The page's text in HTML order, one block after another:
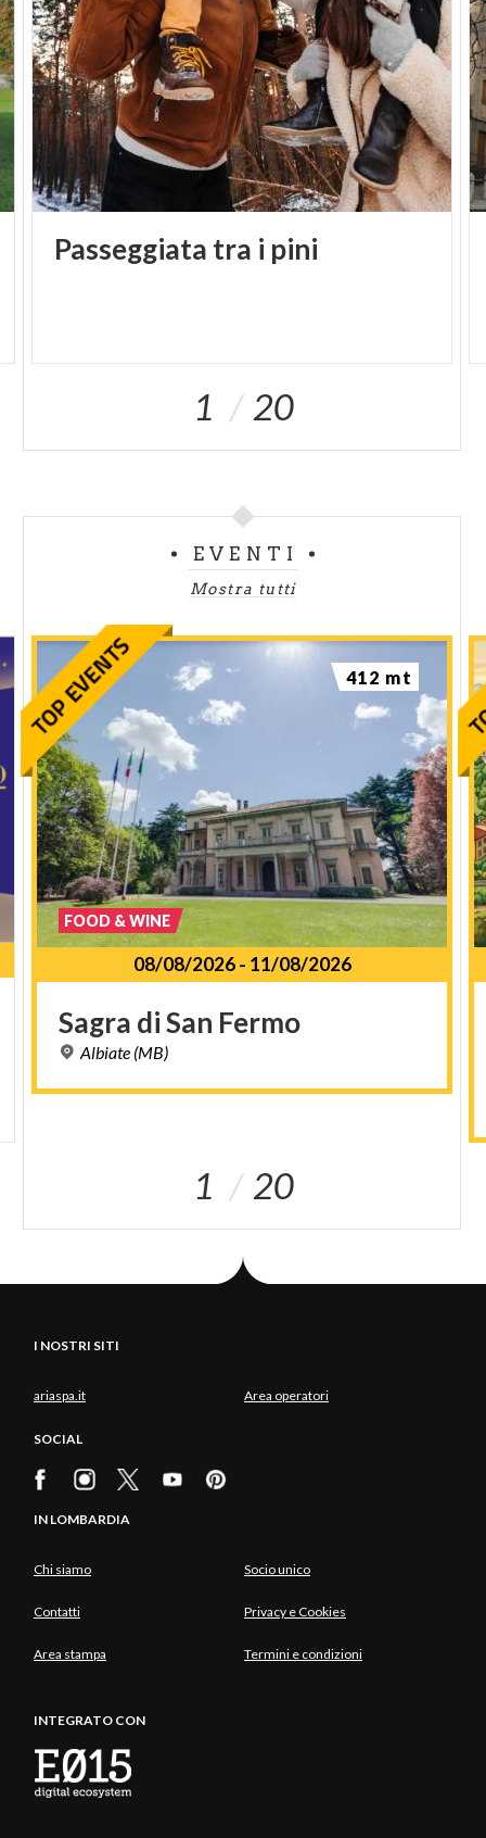
Passeggiata tra i pini
1 20
EVENTI
Mostra tutti
08/08/2026- 11/08/2026
Sagra diSan Fermo
Albiate (MB)
FOOD & WINE
412 mt
1 20
I NOSTRI SITI
ariaspa.it Area operatori
SOCIAL
IN LOMBARDIA
Chi siamo Socio unico
Contatti Privacy e Cookies
Area stampa Termini e condizioni
INTEGRATO CON